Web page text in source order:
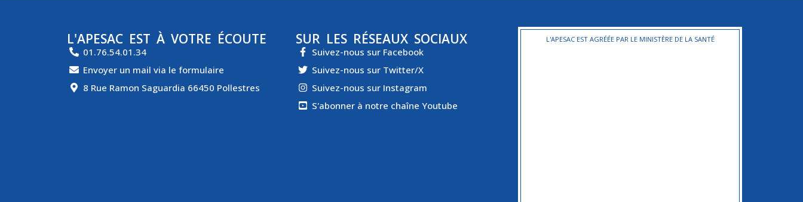
L'APESAC EST À VOTRE ÉCOUTE
01.76.54.01.34
Envoyer un mail via le formulaire
8 Rue Ramon Saguardia 66450 Pollestres
SUR LES RÉSEAUX SOCIAUX
Suivez-nous sur Facebook
Suivez-nous sur Twitter/X
Suivez-nous sur Instagram
S'abonner à notre chaîne Youtube
L'APESAC EST AGRÉÉE PAR LE MINISTÈRE DE LA SANTÉ